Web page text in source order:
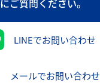
LINEでお問い合わせ
メールでお問い合わせ